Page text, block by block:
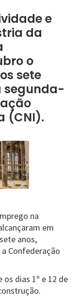
e
da
o
sete
segunda-
(CNI).
na
em
anos,
Confederação
dias 1º e 12 de